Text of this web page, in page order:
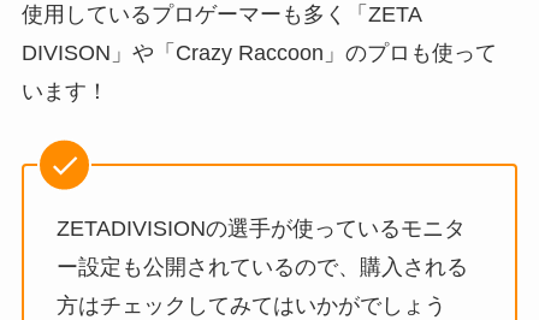
使用しているプロゲーマーも多く「ZETA
DIVISON」や「Crazy Raccoon」のプロも使って
います！
ZETADIVISIONの選手が使っているモニタ
ー設定も公開されているので、購入される
方はチェックしてみてはいかがでしょう